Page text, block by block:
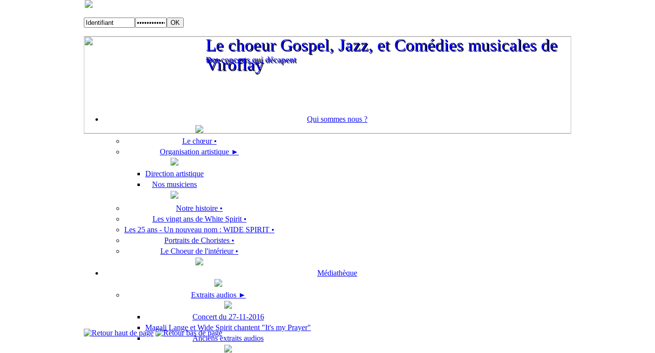
Des concerts qui décapent
Le choeur Gospel, Jazz, et Comédies musicales de
Viroflay
Des concerts qui décapent
Le choeur Gospel, Jazz, et Comédies musicales de
Viroflay
Qui sommes nous ?
Le chœur •
Organisation artistique ►
Direction artistique
Nos musiciens
Notre histoire •
Les vingt ans de White Spirit •
Les 25 ans - Un nouveau nom : WIDE SPIRIT •
Portraits de Choristes •
Le Choeur de l'intérieur •
Médiathèque
Extraits audios ►
Concert du 27-11-2016
Magali Lange et Wide Spirit chantent "It's my Prayer"
Anciens extraits audios